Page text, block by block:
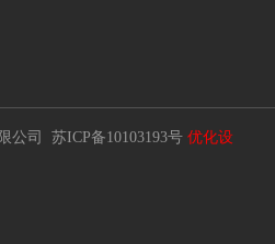
公司 苏ICP备10103193号 优化设